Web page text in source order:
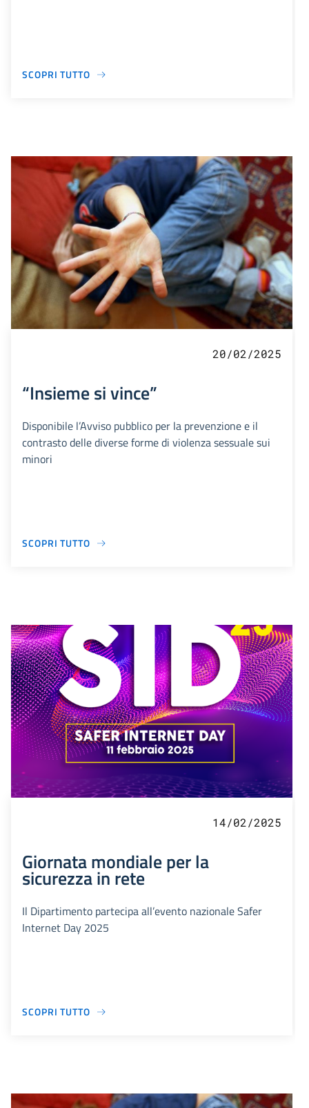
SCOPRI TUTTO
20/02/2025
“Insieme si vince”
Disponibile l’Avviso pubblico per la prevenzione e il
contrasto delle diverse forme di violenza sessuale sui
minori
SCOPRI TUTTO
14/02/2025
Giornata mondiale per la
sicurezza in rete
Il Dipartimento partecipa all’evento nazionale Safer
Internet Day 2025
SCOPRI TUTTO